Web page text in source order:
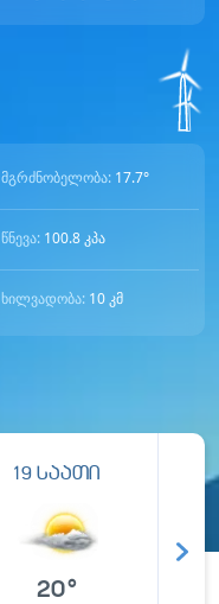
მგრძნობელობა: 17.7°
წნევა: 100.8კპა
ხილვადობა: 10კმ
19 საათი
20°